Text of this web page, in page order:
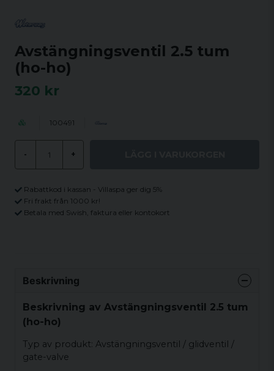
Avstängningsventil 2.5 tum
(ho-ho)
320 kr
100491
- +
Rabattkod i kassan - Villaspa ger dig 5%
Fri frakt från 1000 kr!
Betala med Swish, faktura eller kontokort
Beskrivning
Beskrivning av Avstängningsventil 2.5 tum
(ho-ho)
Typ av produkt: Avstängningsventil / glidventil /
gate-valve